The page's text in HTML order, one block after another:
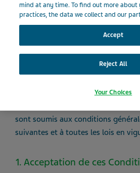
Teva Pharmaceuticals Industries
Street, Petach Tikva 49131, Israël
(le « Site ») pour vos informations
libre de naviguer à travers le Site,
sont soumis aux conditions
suivantes et à toutes les lois en
1. Acceptation de ces
mind at any time. To find out more about
practices, the data we collect and our
Accept
Reject All
Your Choices